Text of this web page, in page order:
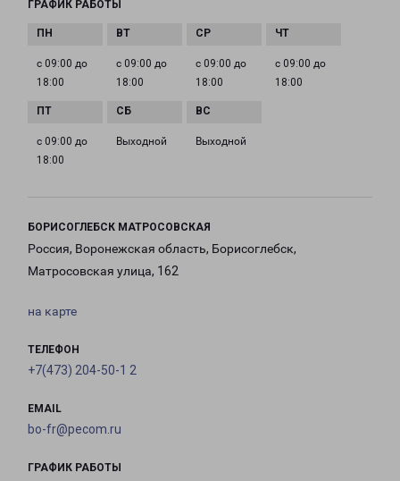
ГРАФИК РАБОТЫ
с 09:00 до
18:00
с 09:00 до
18:00
с 09:00 до
18:00
с 09:00 до
18:00
с 09:00 до
18:00
Выходной Выходной
БОРИСОГЛЕБСК МАТРОСОВСКАЯ
Россия, Воронежская область, Борисоглебск,
Матросовская улица, 162
на карте
ТЕЛЕФОН
+7(473) 204-50-1 2
EMAIL
bo-fr@pecom.ru
ГРАФИК РАБОТЫ